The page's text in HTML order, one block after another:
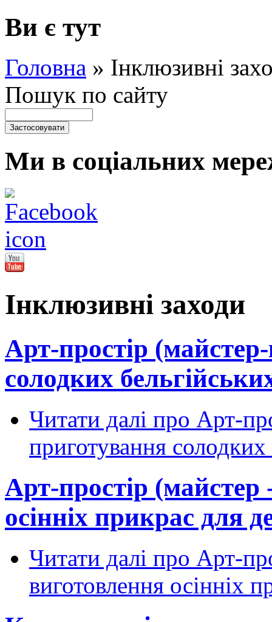
Ви є тут
Головна » Інклюзивні
Пошук по сайту
Ми в соціальних
Інклюзивні заходи
Арт-простір
солодких
Читати далі про Арт-
приготування
Арт-простір (майстер
осінніх прикрас для
Читати далі про Арт-
виготовлення осінніх